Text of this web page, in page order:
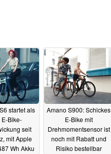
startet als
E-Bike-
seit
mit Apple
Wh Akku
Amano S900: Schickes
E-Bike mit
Drehmomentsensor ist
noch mit Rabatt und
Risiko bestellbar